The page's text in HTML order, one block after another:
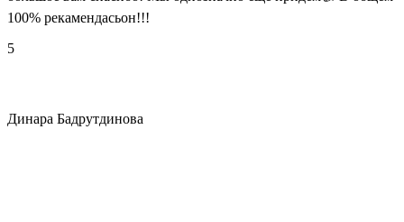
100% рекамендасьон!!!
5
Динара Бадрутдинова